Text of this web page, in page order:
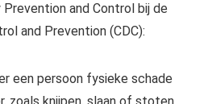
and Control bij de
and Prevention (CDC):
een persoon fysieke schade